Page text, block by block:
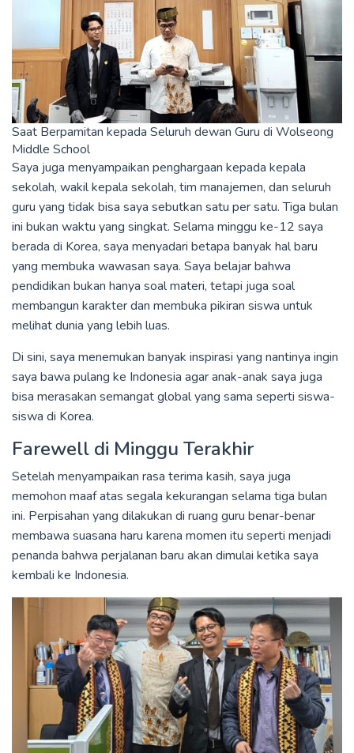
Saat Berpamitan kepada Seluruh dewan Guru di Wolseong
Middle School
Saya juga menyampaikan penghargaan kepada kepala
sekolah, wakil kepala sekolah, tim manajemen, dan seluruh
guru yang tidak bisa saya sebutkan satu per satu. Tiga bulan
ini bukan waktu yang singkat. Selama minggu ke-12 saya
berada di Korea, saya menyadari betapa banyak hal baru
yang membuka wawasan saya. Saya belajar bahwa
pendidikan bukan hanya soal materi, tetapi juga soal
membangun karakter dan membuka pikiran siswa untuk
melihat dunia yang lebih luas.
Di sini, saya menemukan banyak inspirasi yang nantinya ingin
saya bawa pulang ke Indonesia agar anak-anak saya juga
bisa merasakan semangat global yang sama seperti siswa-
siswa di Korea.
Farewell di Minggu Terakhir
Setelah menyampaikan rasa terima kasih, saya juga
memohon maaf atas segala kekurangan selama tiga bulan
ini. Perpisahan yang dilakukan di ruang guru benar-benar
membawa suasana haru karena momen itu seperti menjadi
penanda bahwa perjalanan baru akan dimulai ketika saya
kembali ke Indonesia.